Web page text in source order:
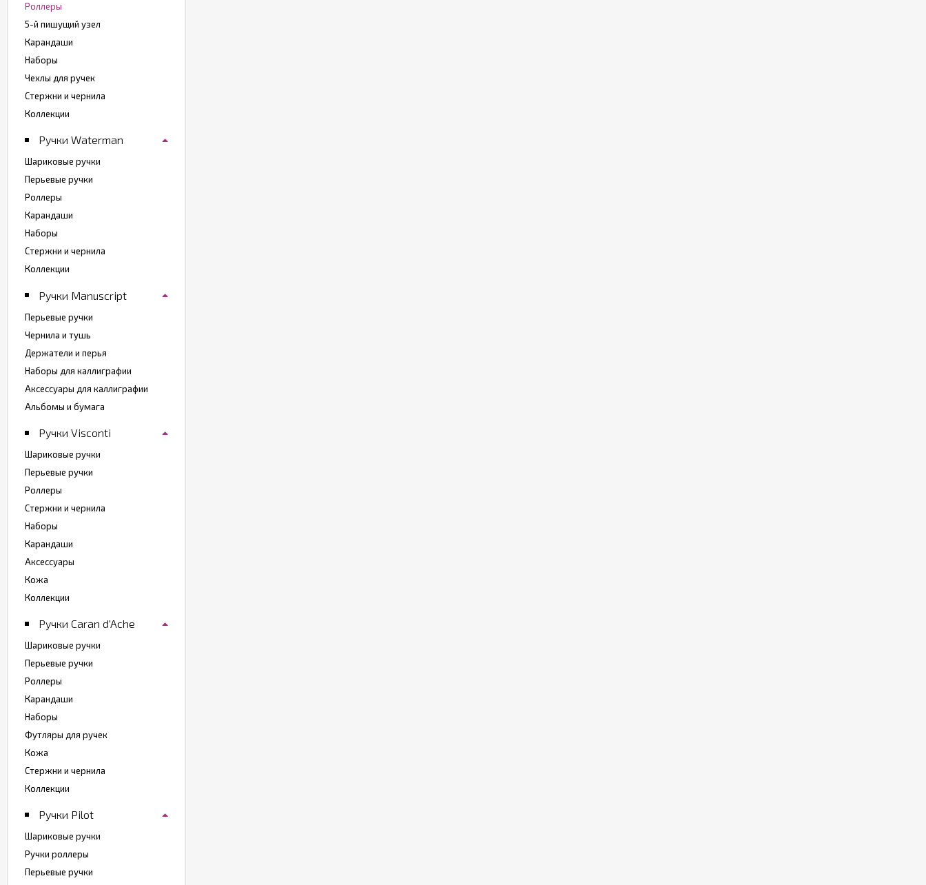
Роллеры
5-й пишущий узел
Карандаши
Наборы
Чехлы для ручек
Стержни и чернила
Коллекции
Ручки Waterman
Шариковые ручки
Перьевые ручки
Роллеры
Карандаши
Наборы
Стержни и чернила
Коллекции
Ручки Manuscript
Перьевые ручки
Чернила и тушь
Держатели и перья
Наборы для каллиграфии
Аксессуары для каллиграфии
Альбомы и бумага
Ручки Visconti
Шариковые ручки
Перьевые ручки
Роллеры
Стержни и чернила
Наборы
Карандаши
Аксессуары
Кожа
Коллекции
Ручки Caran d'Ache
Шариковые ручки
Перьевые ручки
Роллеры
Карандаши
Наборы
Футляры для ручек
Кожа
Стержни и чернила
Коллекции
Ручки Pilot
Шариковые ручки
Ручки роллеры
Перьевые ручки